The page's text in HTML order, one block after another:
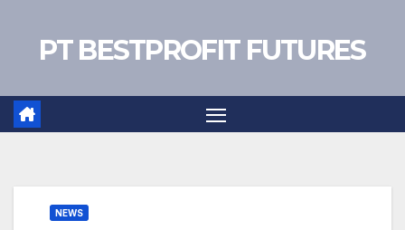
PT BESTPROFIT FUTURES
NEWS